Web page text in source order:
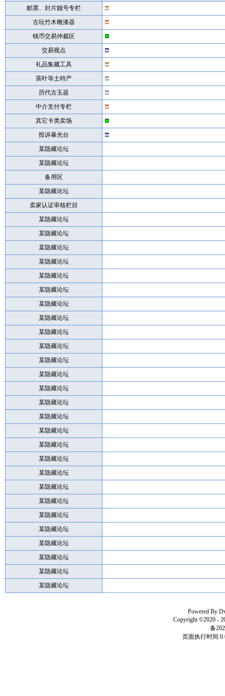
邮票、封片靓号专栏
古玩竹木雕漆器
钱币交易仲裁区
交易视点
礼品集藏工具
茶叶等土特产
历代古玉器
中介支付专栏
其它卡类卖场
投诉暴光台
某隐藏论坛
某隐藏论坛
备用区
某隐藏论坛
卖家认证审核栏目
某隐藏论坛
某隐藏论坛
某隐藏论坛
某隐藏论坛
某隐藏论坛
某隐藏论坛
某隐藏论坛
某隐藏论坛
某隐藏论坛
某隐藏论坛
某隐藏论坛
某隐藏论坛
某隐藏论坛
某隐藏论坛
某隐藏论坛
某隐藏论坛
某隐藏论坛
某隐藏论坛
某隐藏论坛
某隐藏论坛
某隐藏论坛
某隐藏论坛
某隐藏论坛
某隐藏论坛
某隐藏论坛
某隐藏论坛
某隐藏论坛
Powered By
Copyright ©2020 -
备
页面执行时间